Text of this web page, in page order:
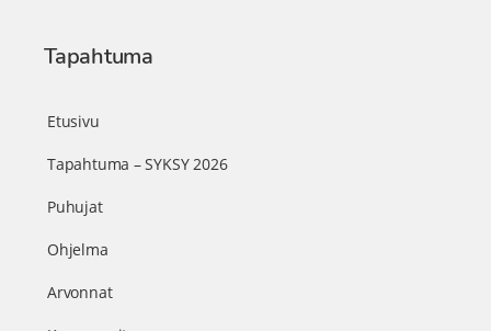
Tapahtuma
Etusivu
Tapahtuma – SYKSY 2026
Puhujat
Ohjelma
Arvonnat